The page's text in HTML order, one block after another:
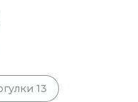
13